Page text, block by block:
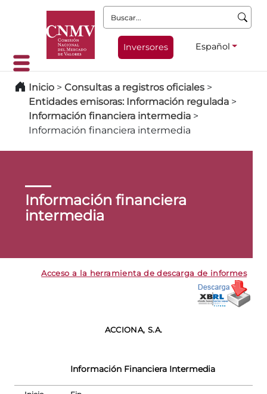
Buscar:
Inversores Español
Inicio > Consultas a registros oficiales >
Entidades emisoras: Información regulada >
Información financiera intermedia >
Información financiera intermedia
Información financiera
intermedia
Acceso a la herramienta de descarga de informes
ACCIONA, S.A.
Información Financiera Intermedia